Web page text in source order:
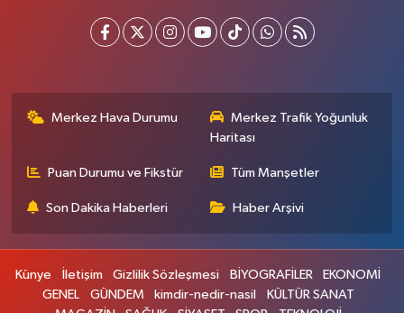
Merkez Hava Durumu
Merkez Trafik Yoğunluk
Haritası
Puan Durumu ve Fikstür Tüm Manşetler
Son Dakika Haberleri Haber Arşivi
Künye İletişim Gizlilik Sözleşmesi BİYOGRAFİLER
EKONOMİ
GENEL
GÜNDEM kimdir-nedir-nasil
KÜLTÜR SANAT